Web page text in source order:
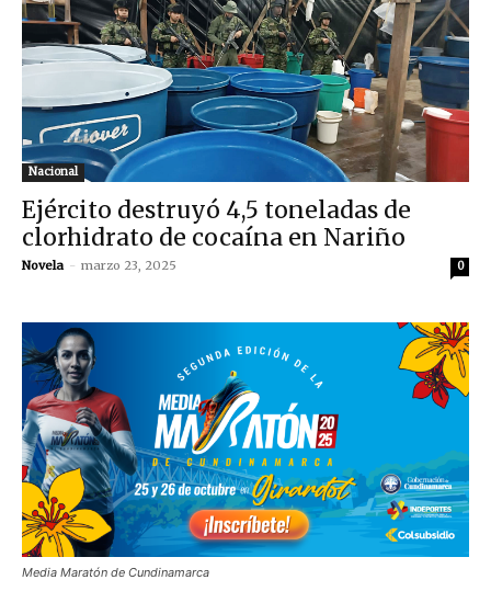
Nacional
Ejército destruyó 4,5 toneladas de
clorhidrato de cocaína en Nariño
Novela - marzo 23, 2025 0
Media Maratón de Cundinamarca